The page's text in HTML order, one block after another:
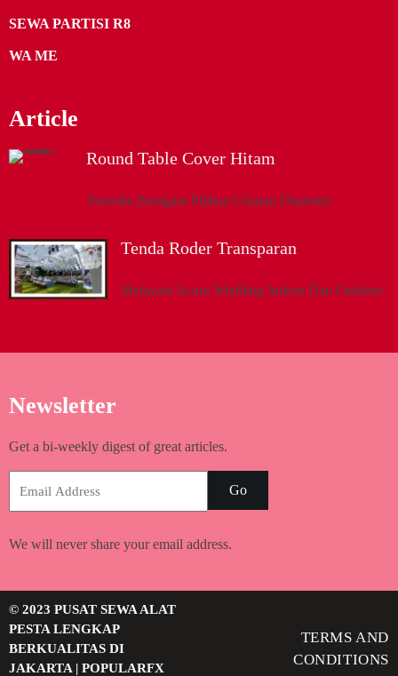
SEWA PARTISI R8
WA ME
Article
Round Table Cover Hitam
Tersedia Beragam Pilihan Ukuran Diameter
Tenda Roder Transparan
Melayani Acara Wedding Indoor Dan Outdoor
Newsletter
Get a bi-weekly digest of great articles.
Go
We will never share your email address.
© 2023 PUSAT SEWA ALAT
PESTA LENGKAP
BERKUALITAS DI
JAKARTA | POPULARFX
TERMS AND
CONDITIONS